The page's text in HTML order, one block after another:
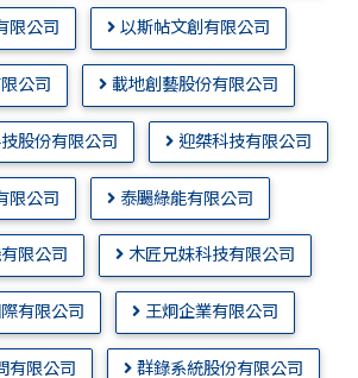
限公司 以斯帖文創有限公司
公司 載地創藝股份有限公司
股份有限公司 迎桀科技有限公司
限公司 泰颺綠能有限公司
限公司 木匠兄妹科技有限公司
有限公司 王炯企業有限公司
有限公司 群錄系統股份有限公司